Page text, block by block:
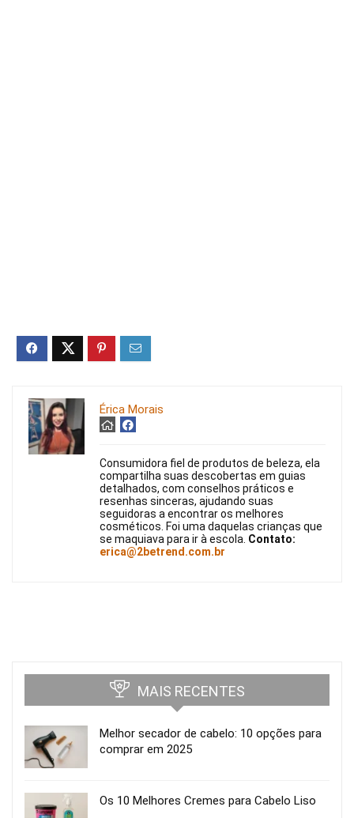
Érica Morais
Consumidora fiel de produtos de beleza, ela
compartilha suas descobertas em guias
detalhados, com conselhos práticos e
resenhas sinceras, ajudando suas
seguidoras a encontrar os melhores
cosméticos. Foi uma daquelas crianças que
se maquiava para ir à escola. Contato:
erica@2betrend.com.br
MAIS RECENTES
Melhor secador de cabelo: 10 opções para
comprar em 2025
Os 10 Melhores Cremes para Cabelo Liso